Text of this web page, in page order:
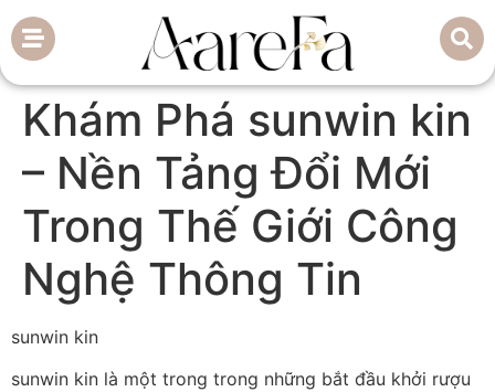
Khám Phá sunwin kin
– Nền Tảng Đổi Mới
Trong Thế Giới Công
Nghệ Thông Tin
sunwin kin
sunwin kin là một trong trong những bắt đầu khởi rượu